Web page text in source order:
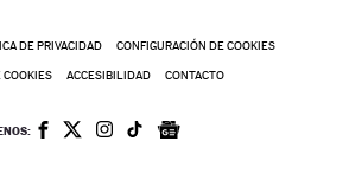
DE PRIVACIDAD CONFIGURACIÓN DE COOKIES
ACCESIBILIDAD CONTACTO